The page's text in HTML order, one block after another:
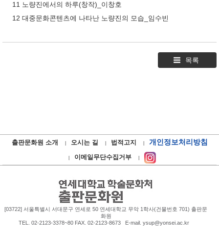
11 노량진에서의 하루(창작)_이창호
12 대중문화콘텐츠에 나타난 노량진의 모습_임수빈
목록
출판문화원 소개 오시는 길 법적고지 개인정보처리방침
이메일무단수집거부
[03722] 서울특별시 서대문구 연세로 50 연세대학교 무악 1학사(건물번호 701) 출판문
화원
TEL. 02-2123-3378~80 FAX. 02-2123-8673 E-mail. ysup@yonsei.ac.kr